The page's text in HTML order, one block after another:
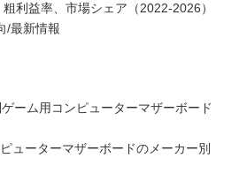
利益率、市場シェア（2022-2026）
/最新情報
ーム用コンピューターマザーボード
ューターマザーボードのメーカー別